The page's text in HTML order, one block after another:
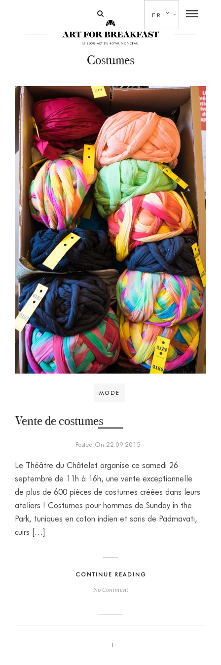
FR
Costumes
MODE
Vente de costumes
Posted On 22.09.2015
Le Théâtre du Châtelet organise ce samedi 26
septembre de 11h à 16h, une vente exceptionnelle
de plus de 600 pièces de costumes créées dans leurs
ateliers ! Costumes pour hommes de Sunday in the
Park, tuniques en coton indien et saris de Padmavati,
cuirs […]
CONTINUE READING
No Comment
1